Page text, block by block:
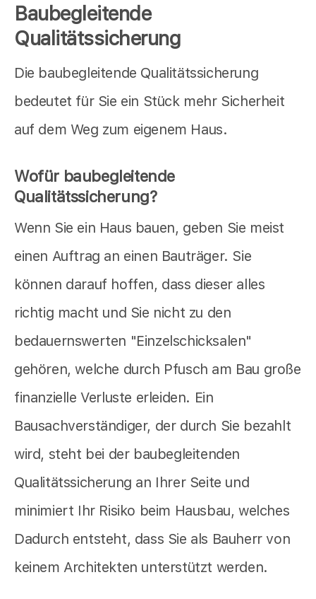
Baubegleitende
Qualitätssicherung
Die baubegleitende Qualitätssicherung
bedeutet für Sie ein Stück mehr Sicherheit
auf dem Weg zum eigenem Haus.
Wofür baubegleitende
Qualitätssicherung?
Wenn Sie ein Haus bauen, geben Sie meist
einen Auftrag an einen Bauträger. Sie
können darauf hoffen, dass dieser alles
richtig macht und Sie nicht zu den
bedauernswerten "Einzelschicksalen"
gehören, welche durch Pfusch am Bau große
finanzielle Verluste erleiden. Ein
Bausachverständiger, der durch Sie bezahlt
wird, steht bei der baubegleitenden
Qualitätssicherung an Ihrer Seite und
minimiert Ihr Risiko beim Hausbau, welches
Dadurch entsteht, dass Sie als Bauherr von
keinem Architekten unterstützt werden.